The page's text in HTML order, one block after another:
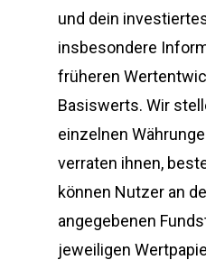
und dein
insbesondere
früheren
Basiswerts. Wir
einzelnen
verraten ihnen,
können Nutzer an
angegebenen
jeweiligen